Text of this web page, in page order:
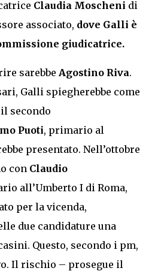
Claudia Moscheni di
associato, dove Galli è
giudicatrice.
sarebbe Agostino Riva.
Galli spiegherebbe come
secondo
Puoti, primario al
presentato. Nell’ottobre
con Claudio
all’Umberto I di Roma,
per la vicenda,
due candidature una
Questo, secondo i pm,
Il rischio – prosegue il